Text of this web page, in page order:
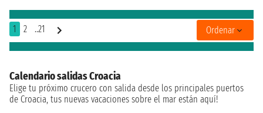
1 2 ..21 Ordenar
Calendario salidas Croacia
Elige tu próximo crucero con salida desde los principales puertos
de Croacia, tus nuevas vacaciones sobre el mar están aquí!